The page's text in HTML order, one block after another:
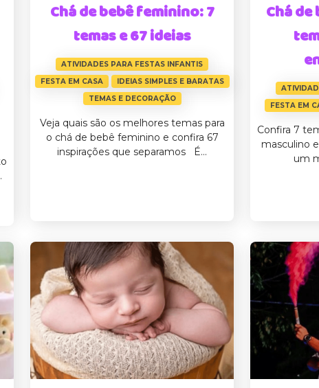
Chá de bebê feminino: 7
temas e 67 ideias
ATIVIDADES PARA FESTAS INFANTIS
FESTA EM CASA
IDEIAS SIMPLES E BARATAS
TEMAS E DECORAÇÃO
Veja quais são os melhores temas para
o chá de bebê feminino e confira 67
inspirações que separamos É...
Chá
FESTA EM
Confira 7
masculino
um